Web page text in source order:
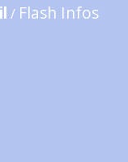
/ Flash Infos